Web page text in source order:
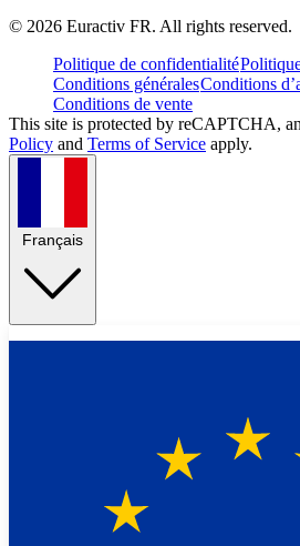
© 2026 Euractiv FR. All rights reserved.
Politique de confidentialité
Conditions généralesConditions
Conditions de vente
This site is protected by reCAPTCHA,
Policy and Terms of Service apply.
Français